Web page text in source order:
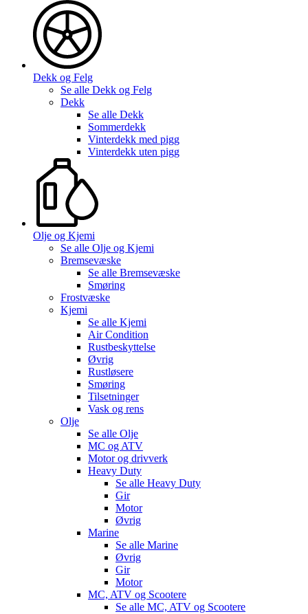
Dekk og Felg
Se alle Dekk og Felg
Dekk
Se alle Dekk
Sommerdekk
Vinterdekk med pigg
Vinterdekk uten pigg
Olje og Kjemi
Se alle Olje og Kjemi
Bremsevæske
Se alle Bremsevæske
Smøring
Frostvæske
Kjemi
Se alle Kjemi
Air Condition
Rustbeskyttelse
Øvrig
Rustløsere
Smøring
Tilsetninger
Vask og rens
Olje
Se alle Olje
MC og ATV
Motor og drivverk
Heavy Duty
Se alle Heavy Duty
Gir
Motor
Øvrig
Marine
Se alle Marine
Øvrig
Gir
Motor
MC, ATV og Scootere
Se alle MC, ATV og Scootere